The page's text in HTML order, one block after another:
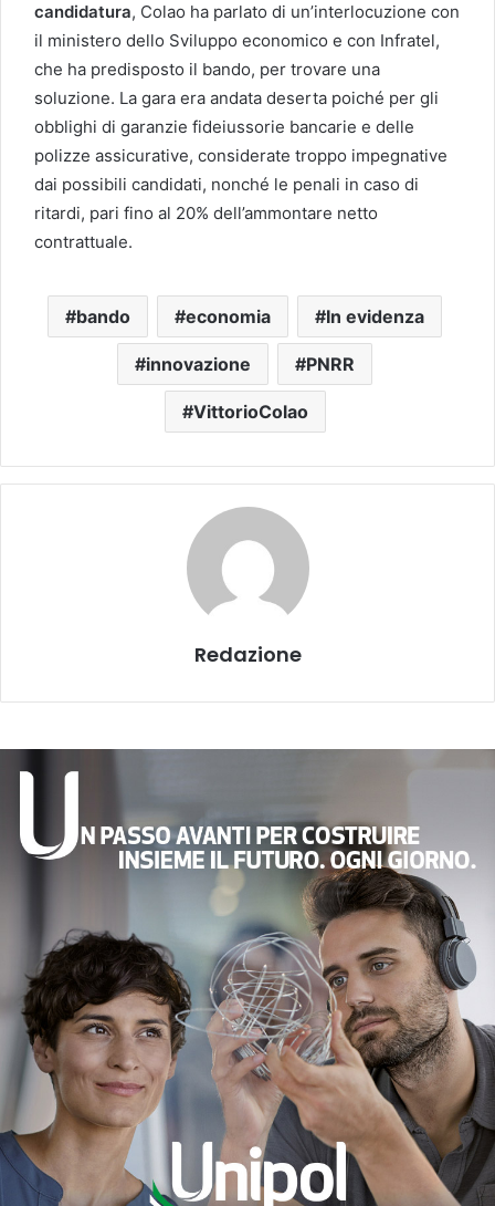
candidatura, Colao ha parlato di un’interlocuzione con
il ministero dello Sviluppo economico e con Infratel,
che ha predisposto il bando, per trovare una
soluzione. La gara era andata deserta poiché per gli
obblighi di garanzie fideiussorie bancarie e delle
polizze assicurative, considerate troppo impegnative
dai possibili candidati, nonché le penali in caso di
ritardi, pari fino al 20% dell’ammontare netto
contrattuale.
bando economia In evidenza
innovazione PNRR
VittorioColao
Redazione